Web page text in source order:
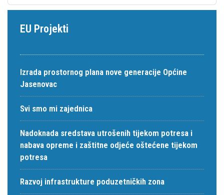
EU Projekti
Izrada prostornog plana nove generacije Općine
Jasenovac
Svi smo mi zajednica
Nadoknada sredstava utrošenih tijekom potresa i
nabava opreme i zaštitne odjeće oštećene tijekom
potresa
Razvoj infrastrukture poduzetničkih zona